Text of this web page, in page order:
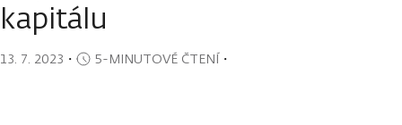
kapitálu
13. 7. 2023 ・ 5-MINUTOVÉ ČTENÍ・